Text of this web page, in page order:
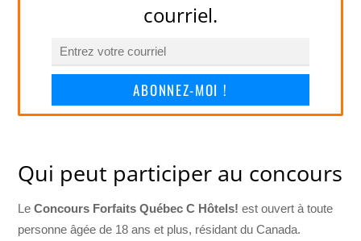
courriel.
ABONNEZ-MOI !
Qui peut participer au concours
LeConcours Forfaits Québec C Hôtels! est ouvert à toute
personne âgée de 18 ans et plus, résidant du Canada.